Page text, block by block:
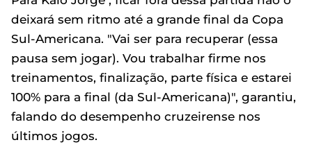
deixará sem ritmo até a grande final da Copa
Sul-Americana. "Vai ser para recuperar (essa
pausa sem jogar). Vou trabalhar firme nos
treinamentos, finalização, parte física e estarei
100% para a final (da Sul-Americana)", garantiu,
falando do desempenho cruzeirense nos
últimos jogos.